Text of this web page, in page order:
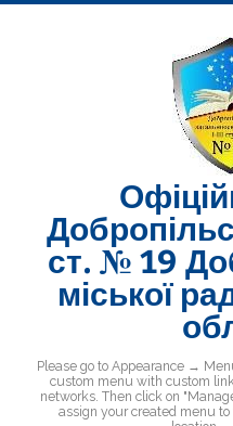
Skip
ст. № 19
міської
Добропільська ЗОШ №
Please go to Appearance →
custom menu with custom
networks. Then click on
assign your created menu to